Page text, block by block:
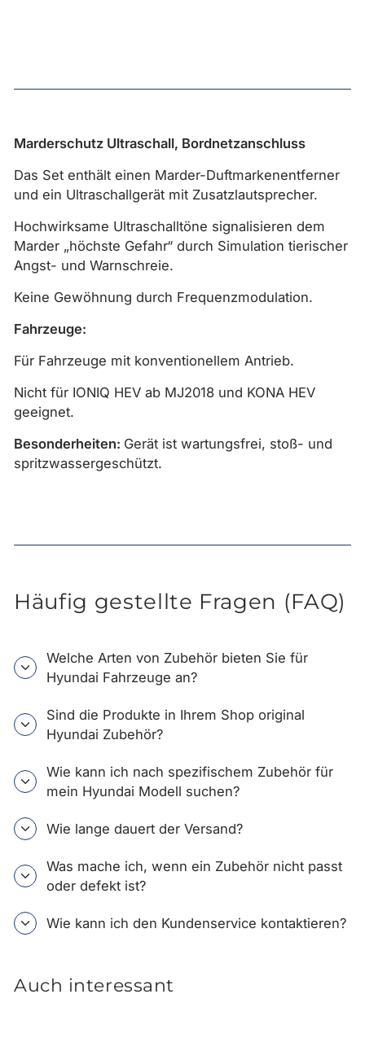
Marderschutz Ultraschall, Bordnetzanschluss
Das Set enthält einen Marder-Duftmarkenentferner
und ein Ultraschallgerät mit Zusatzlautsprecher.
Hochwirksame Ultraschalltöne signalisieren dem
Marder „höchste Gefahr“ durch Simulation tierischer
Angst- und Warnschreie.
Keine Gewöhnung durch Frequenzmodulation.
Fahrzeuge:
Für Fahrzeuge mit konventionellem Antrieb.
Nicht für IONIQ HEV ab MJ2018 und KONA HEV
geeignet.
Besonderheiten: Gerät ist wartungsfrei, stoß- und
spritzwassergeschützt.
Häufig gestellte Fragen (FAQ)
Welche Arten von Zubehör bieten Sie für
Hyundai Fahrzeuge an?
Sind die Produkte in Ihrem Shop original
Hyundai Zubehör?
Wie kann ich nach spezifischem Zubehör für
mein Hyundai Modell suchen?
Wie lange dauert der Versand?
Was mache ich, wenn ein Zubehör nicht passt
oder defekt ist?
Wie kann ich den Kundenservice kontaktieren?
Auch interessant